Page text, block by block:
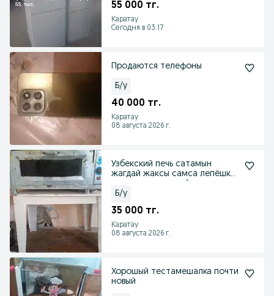
55 000 тг.
Каратау
Сегодня в 03:17
Продаются телефоны
Б/у
40 000 тг.
Каратау
08 августа 2026 г.
Узбекский печь сатамын
жагдай жаксы самса лепёшка
Б/у
35 000 тг.
Каратау
08 августа 2026 г.
Хорошый тестамешалка почти
новый